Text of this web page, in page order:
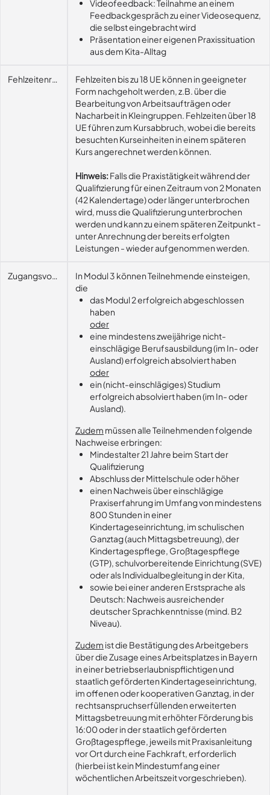
Videofeedback: Teilnahme an einem
Feedbackgespräch zu einer Videosequenz,
die selbst eingebracht wird
Präsentation einer eigenen Praxissituation
aus dem Kita-Alltag
FehlzeitenregelungFehlzeiten bis zu 18 UE können in geeigneter
Form nachgeholt werden, z.B. über die
Bearbeitung von Arbeitsaufträgen oder
Nacharbeit in Kleingruppen. Fehlzeiten über 18
UE führen zum Kursabbruch, wobei die bereits
besuchten Kurseinheiten in einem späteren
Kurs angerechnet werden können.
Hinweis:Falls die Praxistätigkeit während der
Qualifizierung für einen Zeitraum von 2 Monaten
(42 Kalendertage) oder länger unterbrochen
wird, muss die Qualifizierung unterbrochen
werden und kann zu einem späteren Zeitpunkt -
unter Anrechnung der bereits erfolgten
Leistungen - wieder aufgenommen werden.
ZugangsvoraussetzungenIn Modul 3 können Teilnehmende einsteigen,
die
das Modul 2 erfolgreich abgeschlossen
haben
oder
eine mindestens zweijährige nicht-
einschlägige Berufsausbildung (im In- oder
Ausland) erfolgreich absolviert haben
oder
ein (nicht-einschlägiges) Studium
erfolgreich absolviert haben (im In- oder
Ausland).
Zudem müssen alle Teilnehmenden folgende
Nachweise erbringen:
Mindestalter 21 Jahre beim Start der
Qualifizierung
Abschluss der Mittelschule oder höher
einen Nachweis über einschlägige
Praxiserfahrung im Umfang von mindestens
800 Stunden in einer
Kindertageseinrichtung, im schulischen
Ganztag (auch Mittagsbetreuung), der
Kindertagespflege, Großtagespflege
(GTP), schulvorbereitende Einrichtung (SVE)
oder als Individualbegleitung in der Kita,
sowie bei einer anderen Erstsprache als
Deutsch: Nachweis ausreichender
deutscher Sprachkenntnisse (mind. B2
Niveau).
Zudem ist die Bestätigung des Arbeitgebers
über die Zusage eines Arbeitsplatzes in Bayern
in einer betriebserlaubnispflichtigen und
staatlich geförderten Kindertageseinrichtung,
im offenen oder kooperativen Ganztag, in der
rechtsanspruchserfüllenden erweiterten
Mittagsbetreuung mit erhöhter Förderung bis
16:00 oder in der staatlich geförderten
Großtagespflege, jeweils mit Praxisanleitung
vor Ort durch eine Fachkraft, erforderlich
(hierbei ist kein Mindestumfang einer
wöchentlichen Arbeitszeit vorgeschrieben).